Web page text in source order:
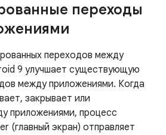
переходы
переходов между
9 улучшает существующую
между приложениями. Когда
закрывает или
приложениями, процесс
(главный экран) отправляет